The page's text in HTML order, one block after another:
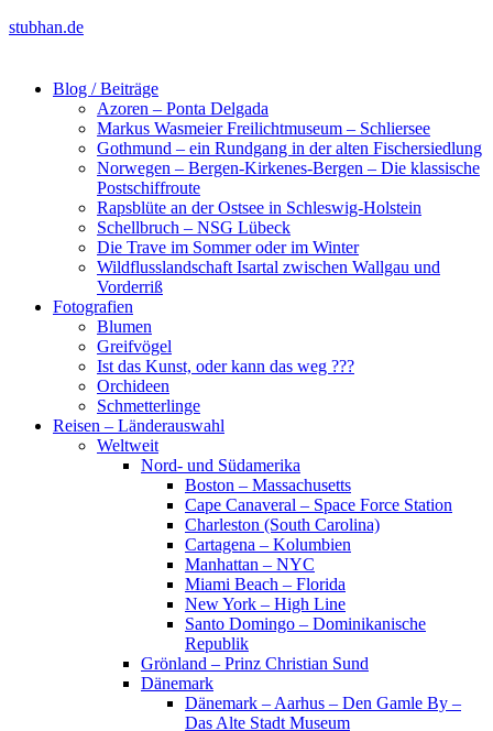
stubhan.de
Blog / Beiträge
Azoren – Ponta Delgada
Markus Wasmeier Freilichtmuseum – Schliersee
Gothmund – ein Rundgang in der alten Fischersiedlung
Norwegen – Bergen-Kirkenes-Bergen – Die klassische
Postschiffroute
Rapsblüte an der Ostsee in Schleswig-Holstein
Schellbruch – NSG Lübeck
Die Trave im Sommer oder im Winter
Wildflusslandschaft Isartal zwischen Wallgau und
Vorderriß
Fotografien
Blumen
Greifvögel
Ist das Kunst, oder kann das weg ???
Orchideen
Schmetterlinge
Reisen – Länderauswahl
Weltweit
Nord- und Südamerika
Boston – Massachusetts
Cape Canaveral – Space Force Station
Charleston (South Carolina)
Cartagena – Kolumbien
Manhattan – NYC
Miami Beach – Florida
New York – High Line
Santo Domingo – Dominikanische
Republik
Grönland – Prinz Christian Sund
Dänemark
Dänemark – Aarhus – Den Gamle By –
Das Alte Stadt Museum